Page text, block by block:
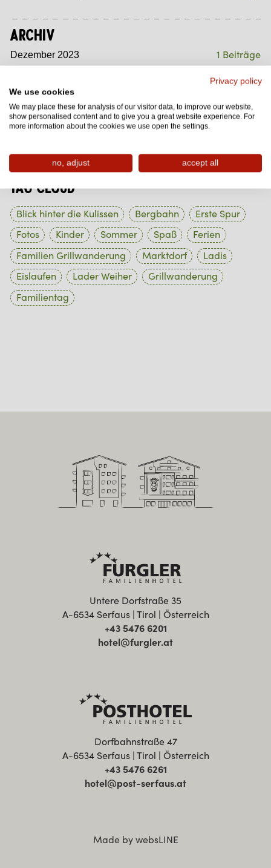
Archiv
Dezember 2023 1 Beiträge
1 Beiträge
September 2023 1 Beiträge
Tag Cloud
Blick hinter die Kulissen Bergbahn
Erste Spur
Fotos
Kinder Sommer Spaß
Ferien
Familien Grillwanderung
Marktdorf
Ladis
Eislaufen
Lader Weiher
Grillwanderung
Familientag
Untere Dorfstraße 35
A-6534 Serfaus | Tirol | Österreich
+43 5476 6201
hotel@furgler.at
Made by websLINE
Dorfbahnstraße 47
A-6534 Serfaus | Tirol | Österreich
+43 5476 6261
hotel@post-serfaus.at
Privacy policy
We use cookies
We may place these for analysis of our visitor data, to improve our website,
show personalised content and to give you a great website experience. For
more information about the cookies we use open the settings.
no, adjust accept all